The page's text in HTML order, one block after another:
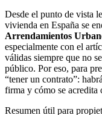
Desde el punto de vista
vivienda en España se
Arrendamientos
especialmente con el
válidas siempre que no
público. Por eso, para
“tener un contrato”:
firma y cómo se acredita
Resumen útil para